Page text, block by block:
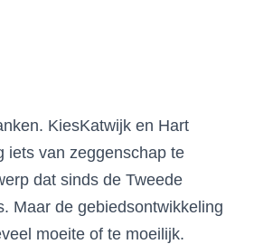
KiesKatwijk en Hart
iets van zeggenschap te
dat sinds de Tweede
Maar de gebiedsontwikkeling
moeite of te moeilijk.